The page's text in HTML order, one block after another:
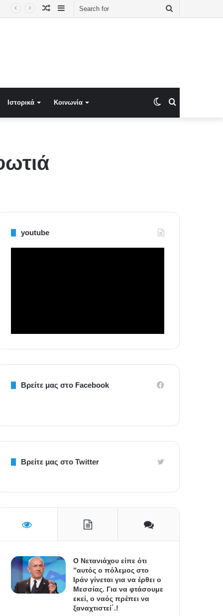
Sidebar
Random
Ιστορικά Κοινωνία Switch
youtube
Βρείτε μας στο Facebook
Βρείτε μας στο Twitter
Ο Νετανιάχου είπε ότι
”αυτός ο πόλεμος στο
Ιράν γίνεται για να έρθει ο
Μεσσίας. Για να φτάσουμε
εκεί, ο ναός πρέπει να
ξαναχτιστεί΄.!